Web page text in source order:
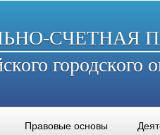
СЧЕТНАЯ
городского
Правовые основы